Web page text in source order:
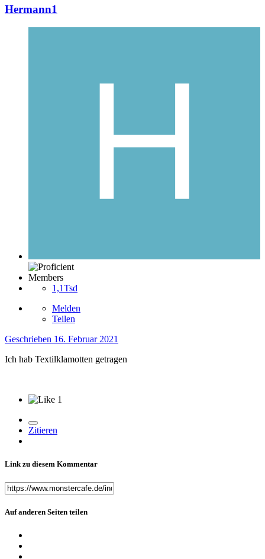
Hermann1
Members
1,1Tsd
Melden
Teilen
Geschrieben 16. Februar 2021
Ich hab Textilklamotten getragen
1
Zitieren
Link zu diesem Kommentar
Auf anderen Seiten teilen